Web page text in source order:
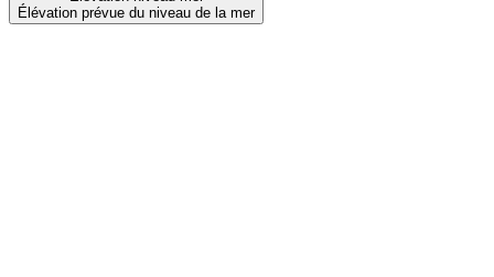
Élévation prévue du niveau de la mer